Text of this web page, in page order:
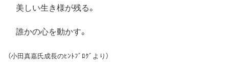
美しい生き様が残る。
誰かの心を動かす。
（小田真嘉氏成長のﾋﾝﾄﾌﾞﾛｸﾞより）